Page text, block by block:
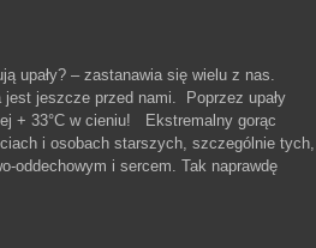
upały? – zastanawia się wielu z nas.
jest jeszcze przed nami. Poprzez upały
+ 33°C w cieniu! Ekstremalny gorąc
i osobach starszych, szczególnie tych,
oddechowym i sercem. Tak naprawdę